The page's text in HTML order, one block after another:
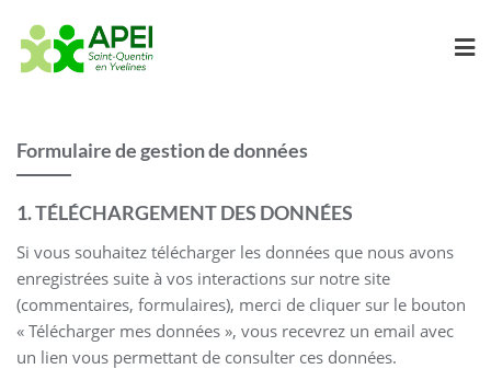
content
Formulaire de gestion de données
1. TÉLÉCHARGEMENT DES DONNÉES
Si vous souhaitez télécharger les données que nous avons
enregistrées suite à vos interactions sur notre site
(commentaires, formulaires), merci de cliquer sur le bouton
« Télécharger mes données », vous recevrez un email avec
un lien vous permettant de consulter ces données.